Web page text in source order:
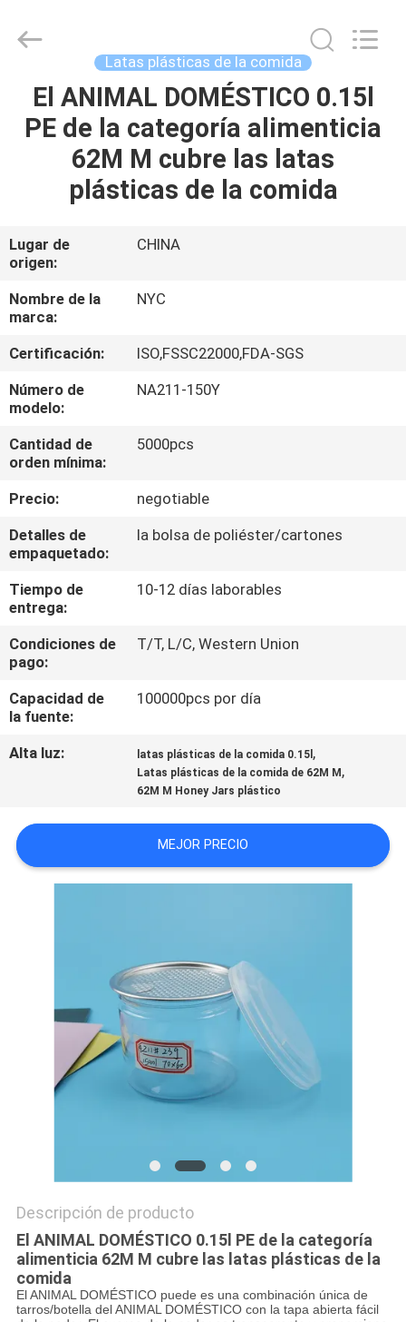
HOGAR
PRODUCTOS
SOBRE
NOSOTROS
VIAJE
DE
LA
FÁBRICA
CONTROL
CALIDAD
ÉNTRENOS
EN
CONTACTO
CON
NOTICIAS
MAPA
DEL
Products
Co.,Ltd..
Reserved.
Developed
Latas plásticas de la comida
El ANIMAL DOMÉSTICO 0.15l
PE de la categoría alimenticia
62M M cubre las latas
plásticas de la comida
Lugar de
origen:
CHINA
Nombre de la
marca:
NYC
Certificación:
ISO,FSSC22000,FDA-SGS
Número de
modelo:
NA211-150Y
Cantidad de
orden mínima:
5000pcs
Precio:
negotiable
Detalles de
empaquetado:
la bolsa de poliéster/cartones
Tiempo de
entrega:
10-12 días laborables
Condiciones de
pago:
T/T, L/C, Western Union
Capacidad de
la fuente:
100000pcs por día
Alta luz: latas plásticas de la comida 0.15l ,
Latas plásticas de la comida de 62M M ,
62M M Honey Jars plástico
MEJOR PRECIO
Descripción de producto
El ANIMAL DOMÉSTICO 0.15l PE de la categoría
alimenticia 62M M cubre las latas plásticas de la
comida
El ANIMAL DOMÉSTICO puede es una combinación única de
tarros/botella del ANIMAL DOMÉSTICO con la tapa abierta fácil